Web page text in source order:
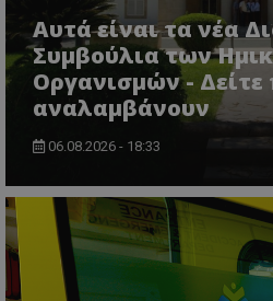
Αυτά είναι τα νέα
Συμβούλια των
Οργανισμών - Δείτε
αναλαμβάνουν
06.08.2026 - 18:33